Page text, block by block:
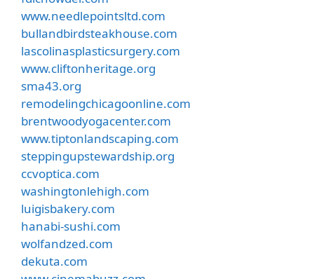
www.needlepointsltd.com
bullandbirdsteakhouse.com
lascolinasplasticsurgery.com
www.cliftonheritage.org
sma43.org
remodelingchicagoonline.com
brentwoodyogacenter.com
www.tiptonlandscaping.com
steppingupstewardship.org
ccvoptica.com
washingtonlehigh.com
luigisbakery.com
hanabi-sushi.com
wolfandzed.com
dekuta.com